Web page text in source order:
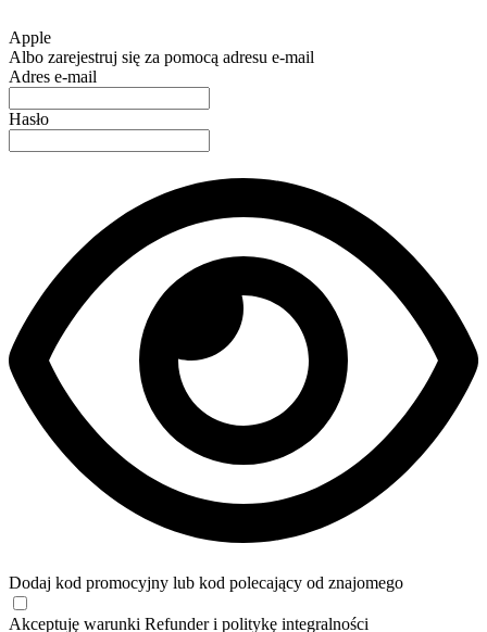
Apple
Albo zarejestruj się za pomocą adresu e-mail
Adres e-mail
Hasło
Dodaj kod promocyjny lub kod polecający od znajomego
Akceptuję warunki Refunder i politykę integralności